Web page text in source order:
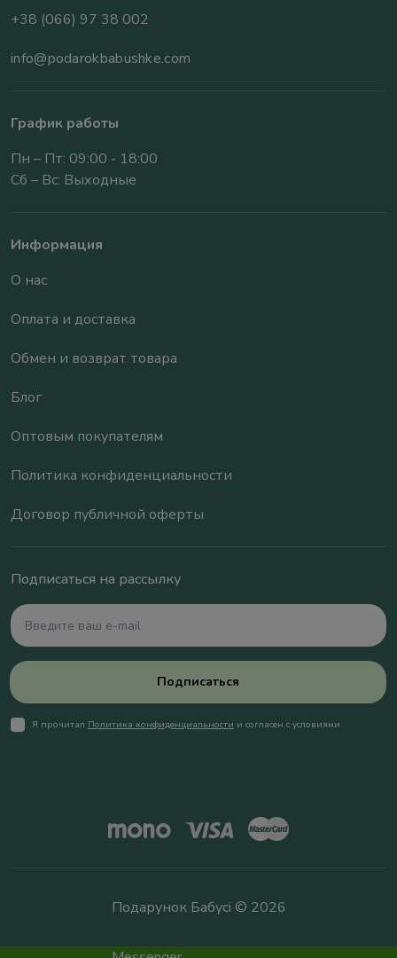
+38 (066) 97 38 002
info@podarokbabushke.com
График работы
Пн – Пт: 09:00 - 18:00
Сб – Вс: Выходные
Информация
О нас
Оплата и доставка
Обмен и возврат товара
Блог
Оптовым покупателям
Политика конфиденциальности
Договор публичной оферты
Подписаться на рассылку
Подписаться
Я прочитал Политика конфиденциальности и согласен с условиями
Подарунок Бабусі © 2026